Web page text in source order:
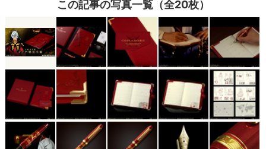
この記事の写真一覧（全20枚）